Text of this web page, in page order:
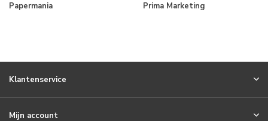
Papermania Prima Marketing
Klantenservice
Mijn account